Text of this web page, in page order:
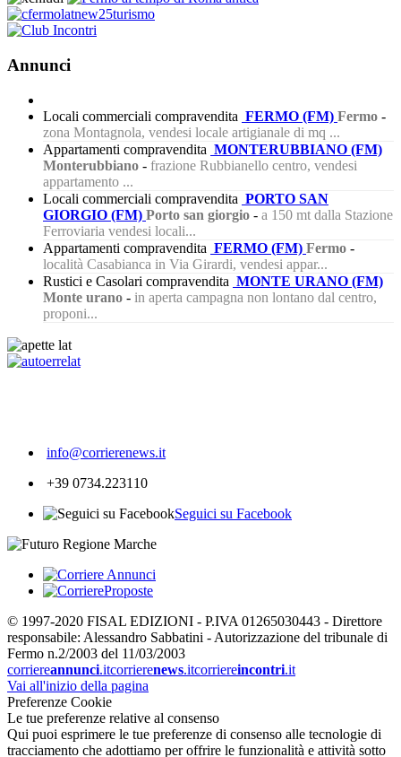
Annunci
Locali commerciali compravendita FERMO (FM) Fermo -
zona Montagnola, vendesi locale artigianale di mq ...
Appartamenti compravendita MONTERUBBIANO (FM)
Monterubbiano - frazione Rubbianello centro, vendesi
appartamento ...
Locali commerciali compravendita PORTO SAN
GIORGIO (FM) Porto san giorgio - a 150 mt dalla Stazione
Ferroviaria vendesi locali...
Appartamenti compravendita FERMO (FM) Fermo -
località Casabianca in Via Girardi, vendesi appar...
Rustici e Casolari compravendita MONTE URANO (FM)
Monte urano - in aperta campagna non lontano dal centro,
proponi...
info@corrierenews.it
+39 0734.223110
Seguici su Facebook
© 1997-2020 FISAL EDIZIONI - P.IVA 01265030443 - Direttore
responsabile: Alessandro Sabbatini - Autorizzazione del tribunale di
Fermo n.2/2003 del 11/03/2003
corriereannunci.itcorrierenews.itcorriereincontri.it
Vai all'inizio della pagina
Preferenze Cookie
Le tue preferenze relative al consenso
Qui puoi esprimere le tue preferenze di consenso alle tecnologie di
tracciamento che adottiamo per offrire le funzionalità e attività sotto